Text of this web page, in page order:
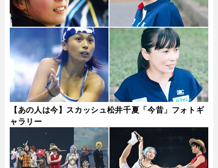
【あの人は今】スカッシュ松井千夏「今昔」フォトギ
ャラリー